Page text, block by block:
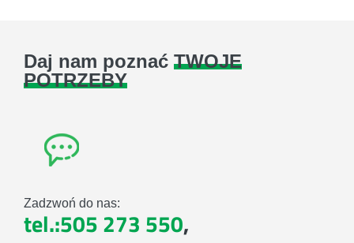
Daj nam poznać TWOJE
POTRZEBY
Zadzwoń do nas:
tel.:505 273 550,